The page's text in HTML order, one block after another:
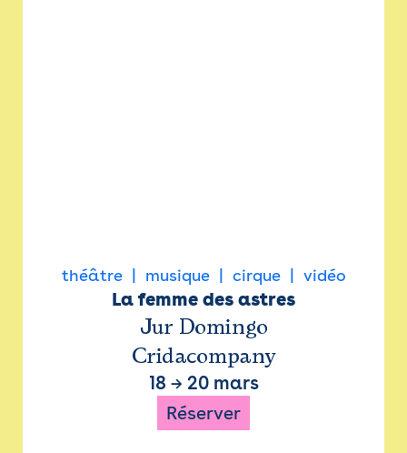
théâtre musique cirque vidéo
La femme des astres
Jur Domingo
Cridacompany
18 → 20 mars
Réserver